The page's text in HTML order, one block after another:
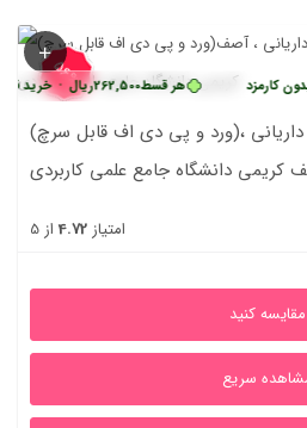
56% هر قسط262,500ریال • خرید قسطی با
(ورد و پی دی اف قابل سرچ)کارآفرینی محمود احمد پور داریانی ،
کریمی دانشگاه جامع علمی کاربردی
امتیاز 4.72 از 5
مقایسه کنید
سریع